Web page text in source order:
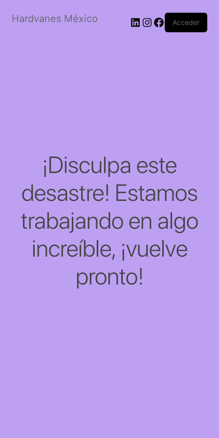
Hardvanes México LinkedIn
Instagram
Facebook
Acceder
¡Disculpa este
desastre! Estamos
trabajando en algo
increíble, ¡vuelve
pronto!